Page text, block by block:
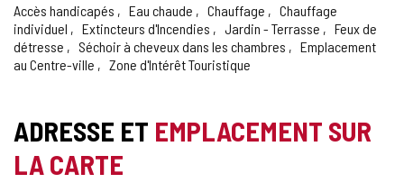
Accès handicapés Eau chaude Chauffage
Chauffage
individuel
Extincteurs d'Incendies Jardin - Terrasse
Feux de
détresse
Séchoir à cheveux dans les chambres
Emplacement
au Centre-ville
Zone d'Intérêt Touristique
ADRESSE ET EMPLACEMENT SUR
LA CARTE